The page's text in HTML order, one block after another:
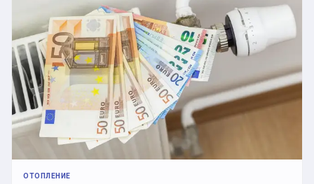
ОТОПЛЕНИЕ